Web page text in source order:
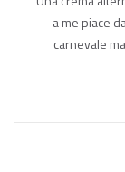
a me piace
carnevale